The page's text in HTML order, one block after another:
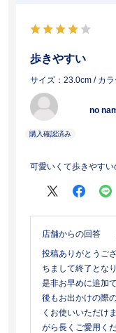
歩きやすい
サイズ：23.0cm / カ
no
可愛いくて歩きやすい
店舗からの回答
投稿ありがとうご
ちまして終了とな
是非お早めに追加
後もお出かけの際
くお使いいただけ
がら長くご愛用くだ